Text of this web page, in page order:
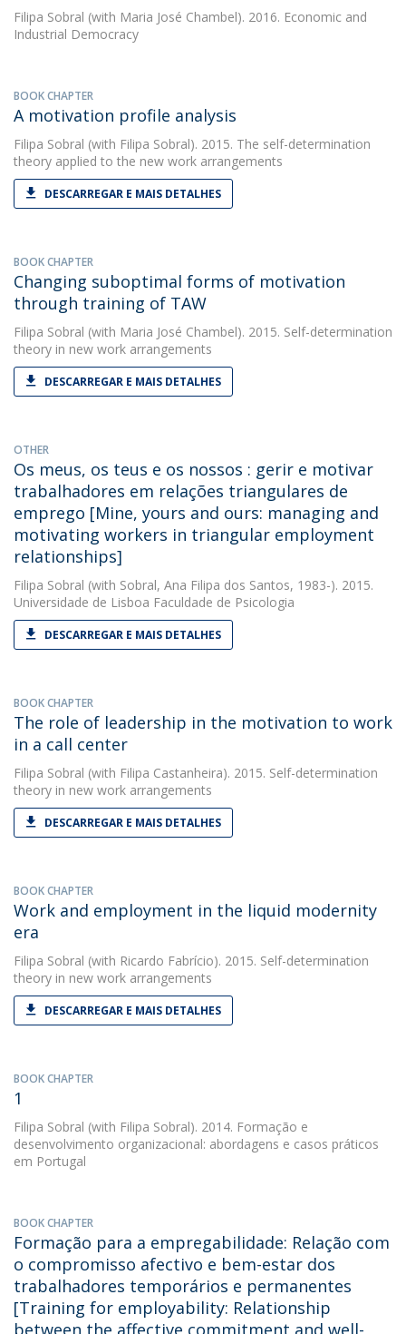
Filipa Sobral (with Maria José Chambel). 2016. Economic and
Industrial Democracy
BOOK CHAPTER
A motivation profile analysis
Filipa Sobral (with Filipa Sobral). 2015. The self-determination
theory applied to the new work arrangements
DESCARREGAR E MAIS DETALHES
BOOK CHAPTER
Changing suboptimal forms of motivation
through training of TAW
Filipa Sobral (with Maria José Chambel). 2015. Self-determination
theory in new work arrangements
DESCARREGAR E MAIS DETALHES
OTHER
Os meus, os teus e os nossos : gerir e motivar
trabalhadores em relações triangulares de
emprego [Mine, yours and ours: managing and
motivating workers in triangular employment
relationships]
Filipa Sobral (with Sobral, Ana Filipa dos Santos, 1983-). 2015.
Universidade de Lisboa Faculdade de Psicologia
DESCARREGAR E MAIS DETALHES
BOOK CHAPTER
The role of leadership in the motivation to work
in a call center
Filipa Sobral (with Filipa Castanheira). 2015. Self-determination
theory in new work arrangements
DESCARREGAR E MAIS DETALHES
BOOK CHAPTER
Work and employment in the liquid modernity
era
Filipa Sobral (with Ricardo Fabrício). 2015. Self-determination
theory in new work arrangements
DESCARREGAR E MAIS DETALHES
BOOK CHAPTER
1
Filipa Sobral (with Filipa Sobral). 2014. Formação e
desenvolvimento organizacional: abordagens e casos práticos
em Portugal
BOOK CHAPTER
Formação para a empregabilidade: Relação com
o compromisso afectivo e bem-estar dos
trabalhadores temporários e permanentes
[Training for employability: Relationship
between the affective commitment and well-